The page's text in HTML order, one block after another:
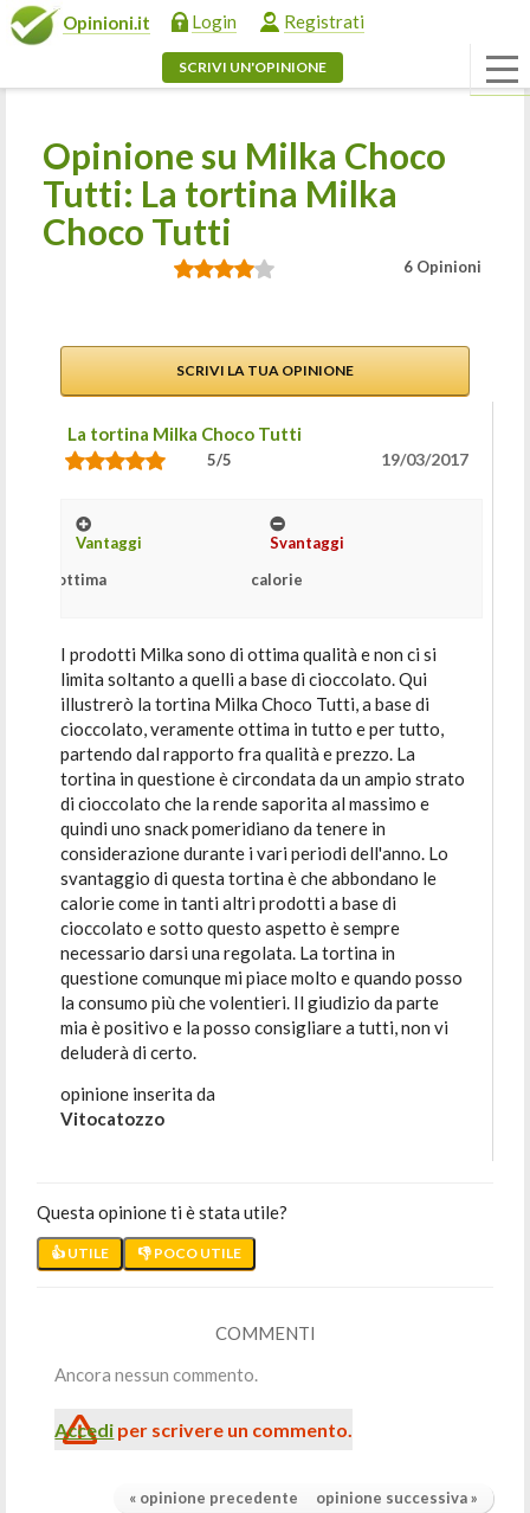
Opinioni.it Login Registrati
SCRIVI UN'OPINIONE
Opinione su Milka Choco
Tutti: La tortina Milka
Choco Tutti
6 Opinioni
SCRIVI LA TUA OPINIONE
La tortina Milka Choco Tutti
5/5 19/03/2017
Vantaggi
ottima
Svantaggi
calorie
I prodotti Milka sono di ottima qualità e non ci si
limita soltanto a quelli a base di cioccolato. Qui
illustrerò la tortina Milka Choco Tutti, a base di
cioccolato, veramente ottima in tutto e per tutto,
partendo dal rapporto fra qualità e prezzo. La
tortina in questione è circondata da un ampio strato
di cioccolato che la rende saporita al massimo e
quindi uno snack pomeridiano da tenere in
considerazione durante i vari periodi dell'anno. Lo
svantaggio di questa tortina è che abbondano le
calorie come in tanti altri prodotti a base di
cioccolato e sotto questo aspetto è sempre
necessario darsi una regolata. La tortina in
questione comunque mi piace molto e quando posso
la consumo più che volentieri. Il giudizio da parte
mia è positivo e la posso consigliare a tutti, non vi
deluderà di certo.
opinione inserita da
Vitocatozzo
Questa opinione ti è stata utile?
👍 UTILE 👎 POCO UTILE
COMMENTI
Ancora nessun commento.
Accedi per scrivere un commento.
« opinione precedente opinione successiva »